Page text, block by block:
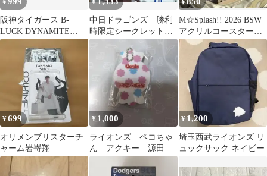
¥
阪神タイガース B-
LUCK DYNAMITE
2026 記念カード中野拓
¥
中日ドラゴンズ 勝利
時限定シークレットだ
るまアクリル根付キー
ホルダー岡林勇希選手
¥
M☆Splash!! 2026 BSW
アクリルコースター
KOHARU
¥699
オリメンブリスターチ
ャーム岩嵜翔
¥ 1,000
ライオンズ ペコちゃ
ん アクキー 源田
¥1,200
埼玉西武ライオンズ リ
ュックサック ネイビー